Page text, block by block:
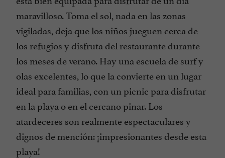
maravilloso. Toma el sol, nada en las zonas
vigiladas, deja que los niños jueguen cerca de
los refugios y disfruta del restaurante durante
los meses de verano. Hay una escuela de surf y
olas excelentes, lo que la convierte en un lugar
ideal para familias, con un picnic para disfrutar
en la playa o en el cercano pinar. Los
atardeceres son realmente espectaculares y
dignos de mención: ¡impresionantes desde esta
playa!